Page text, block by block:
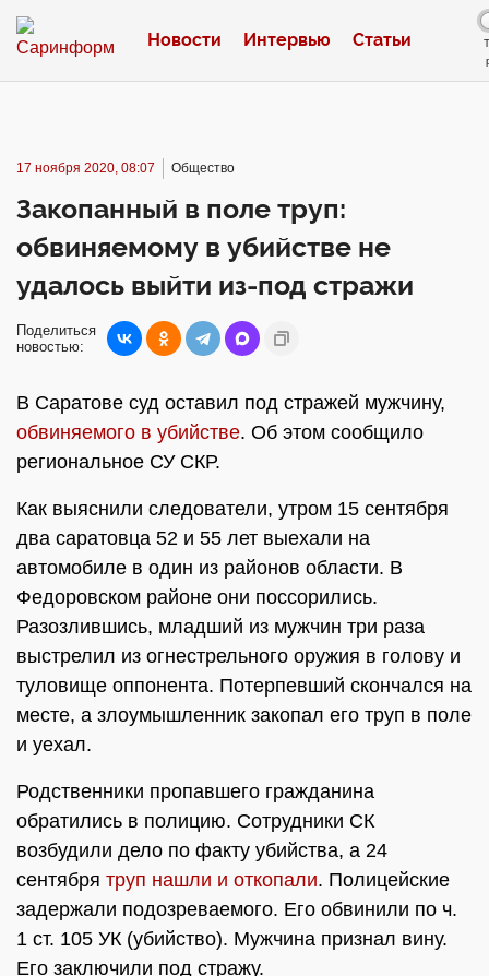
Новости Интервью Статьи
17 ноября 2020, 08:07 Общество
Закопанный в поле труп:
обвиняемому в убийстве не
удалось выйти из-под стражи
Поделиться
новостью:
В Саратове суд оставил под стражей мужчину,
обвиняемого в убийстве. Об этом сообщило
региональное СУ СКР.
Как выяснили следователи, утром 15 сентября
два саратовца 52 и 55 лет выехали на
автомобиле в один из районов области. В
Федоровском районе они поссорились.
Разозлившись, младший из мужчин три раза
выстрелил из огнестрельного оружия в голову и
туловище оппонента. Потерпевший скончался на
месте, а злоумышленник закопал его труп в поле
и уехал.
Родственники пропавшего гражданина
обратились в полицию. Сотрудники СК
возбудили дело по факту убийства, а 24
сентября труп нашли и откопали. Полицейские
задержали подозреваемого. Его обвинили по ч.
1 ст. 105 УК (убийство). Мужчина признал вину.
Его заключили под стражу.